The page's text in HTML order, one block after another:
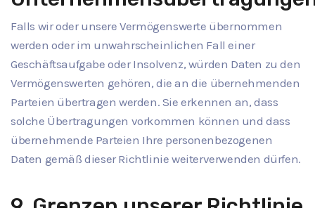
Falls wir oder unsere Vermögenswerte übernommen
werden oder im unwahrscheinlichen Fall einer
Geschäftsaufgabe oder Insolvenz, würden Daten zu den
Vermögenswerten gehören, die an die übernehmenden
Parteien übertragen werden. Sie erkennen an, dass
solche Übertragungen vorkommen können und dass
übernehmende Parteien Ihre personenbezogenen
Daten gemäß dieser Richtlinie weiterverwenden dürfen.